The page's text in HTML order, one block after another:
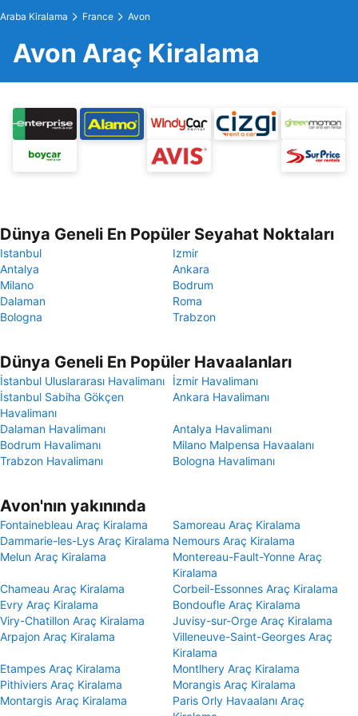
Araba Kiralama France Avon
Avon Araç Kiralama
Dünya Geneli En Popüler Seyahat Noktaları
Istanbul
Izmir
Antalya
Ankara
Milano
Bodrum
Dalaman
Roma
Bologna
Trabzon
Dünya Geneli En Popüler Havaalanları
İstanbul Uluslararası Havalimanı
İzmir Havalimanı
İstanbul Sabiha Gökçen
Havalimanı
Ankara Havalimanı
Dalaman Havalimanı
Antalya Havalimanı
Bodrum Havalimanı
Milano Malpensa Havaalanı
Trabzon Havalimanı
Bologna Havalimanı
Avon'nın yakınında
Fontainebleau Araç Kiralama
Samoreau Araç Kiralama
Dammarie-les-Lys Araç Kiralama Nemours Araç Kiralama
Melun Araç Kiralama
Montereau-Fault-Yonne Araç
Kiralama
Chameau Araç Kiralama
Corbeil-Essonnes Araç Kiralama
Evry Araç Kiralama
Bondoufle Araç Kiralama
Viry-Chatillon Araç Kiralama
Juvisy-sur-Orge Araç Kiralama
Arpajon Araç Kiralama
Villeneuve-Saint-Georges Araç
Kiralama
Etampes Araç Kiralama
Montlhery Araç Kiralama
Pithiviers Araç Kiralama
Morangis Araç Kiralama
Montargis Araç Kiralama
Paris Orly Havaalanı Araç